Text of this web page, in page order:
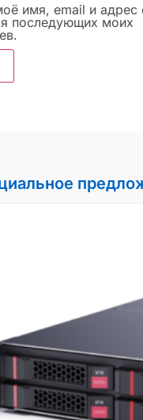
имя, email и адрес
последующих моих